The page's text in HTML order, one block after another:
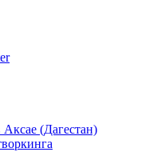
(Дагестан)